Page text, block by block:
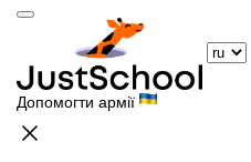
Допомогти армії